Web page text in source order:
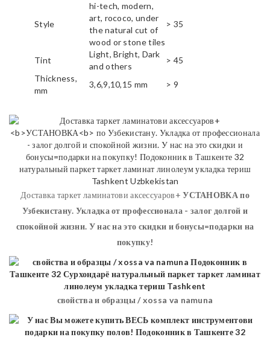
Style
hi-tech, modern,
art, rococo, under
the natural cut of
wood or stone tiles
> 35
Tint
Light, Bright, Dark
and others
> 45
Thickness,
mm
3,6,9,10,15 mm > 9
Доставка таркет ламинатови аксессуаров+УСТАНОВКАпо
Узбекистану. Укладка от профессионала - залог долгой и
спокойной жизни. У нас на это скидки и бонусы=подарки на
покупку!
свойства и образцы / xossa va namuna